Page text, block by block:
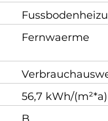
Fernwaerme
56,7 kWh/(m²*a)